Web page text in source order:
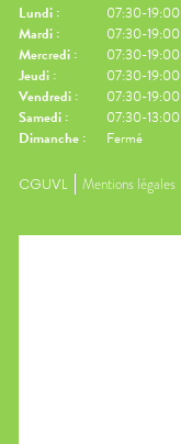
Lundi :
07:30-19:00
Mardi :
07:30-19:00
Mercredi :
07:30-19:00
Jeudi :
07:30-19:00
Vendredi :
07:30-19:00
Samedi :
07:30-13:00
Dimanche : Fermé
CGUVL Mentions légales